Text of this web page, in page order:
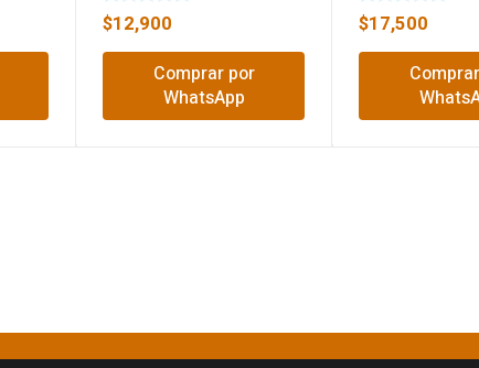
$12,900
Comprar por
WhatsApp
$17,500